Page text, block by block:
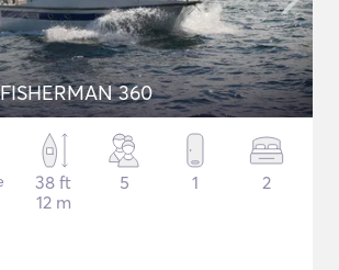
360
38 ft
12 m
5 1 2